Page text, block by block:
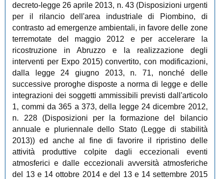
decreto-legge 26 aprile 2013, n. 43 (Disposizioni urgenti
per il rilancio dell'area industriale di Piombino, di
contrasto ad emergenze ambientali, in favore delle zone
terremotate del maggio 2012 e per accelerare la
ricostruzione in Abruzzo e la realizzazione degli
interventi per Expo 2015) convertito, con modificazioni,
dalla legge 24 giugno 2013, n. 71, nonché delle
successive proroghe disposte a norma di legge e delle
integrazioni dei soggetti ammissibili previsti dall'articolo
1, commi da 365 a 373, della legge 24 dicembre 2012,
n. 228 (Disposizioni per la formazione del bilancio
annuale e pluriennale dello Stato (Legge di stabilità
2013)) ed anche al fine di favorire il ripristino delle
attività produttive colpite dagli eccezionali eventi
atmosferici e dalle eccezionali avversità atmosferiche
del 13 e 14 ottobre 2014 e del 13 e 14 settembre 2015